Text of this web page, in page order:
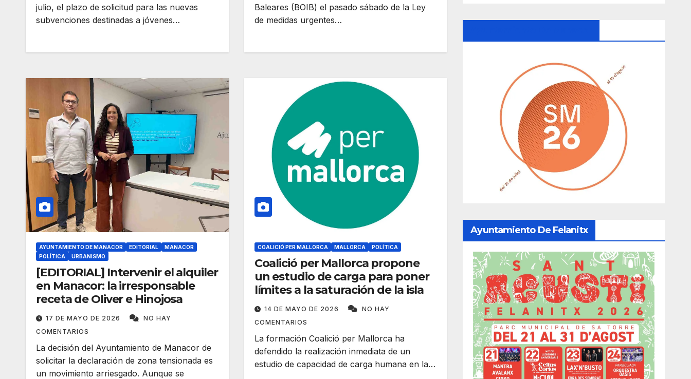
julio, el plazo de solicitud para las nuevas
subvenciones destinadas a jóvenes…
Baleares (BOIB) el pasado sábado de la Ley
de medidas urgentes…
AYUNTAMIENTO DE MANACOR EDITORIAL
MANACOR
POLÍTICA
URBANISMO
[EDITORIAL] Intervenir el alquiler
en Manacor: la irresponsable
receta de Oliver e Hinojosa
17 DE MAYO DE 2026
NO HAY
COMENTARIOS
La decisión del Ayuntamiento de Manacor de
solicitar la declaración de zona tensionada es
un movimiento arriesgado. Aunque se
COALICIÓ PER MALLORCA MALLORCA POLÍTICA
Coalició per Mallorca propone
un estudio de carga para poner
límites a la saturación de la isla
14 DE MAYO DE 2026
NO HAY
COMENTARIOS
La formación Coalició per Mallorca ha
defendido la realización inmediata de un
estudio de capacidad de carga humana en la…
Ayuntamiento De Felanitx